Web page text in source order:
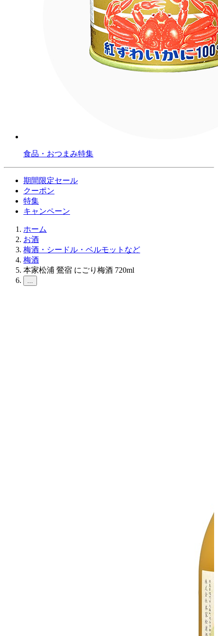
食品・おつまみ特集
期間限定セール
クーポン
特集
キャンペーン
ホーム
お酒
梅酒・シードル・ベルモットなど
梅酒
本家松浦 鶯宿 にごり梅酒 720ml
...